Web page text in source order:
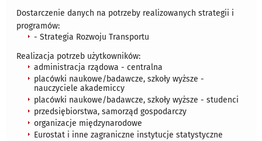
Dostarczenie danych na potrzeby realizowanych strategii i
programów:
- Strategia Rozwoju Transportu
Realizacja potrzeb użytkowników:
administracja rządowa - centralna
placówki naukowe/badawcze, szkoły wyższe -
nauczyciele akademiccy
placówki naukowe/badawcze, szkoły wyższe - studenci
przedsiębiorstwa, samorząd gospodarczy
organizacje międzynarodowe
Eurostat i inne zagraniczne instytucje statystyczne